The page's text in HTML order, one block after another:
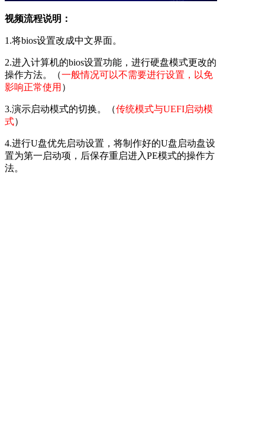
视频流程说明：
1.将bios设置改成中文界面。
2.进入计算机的bios设置功能，进行硬盘模式更改的
操作方法。（一般情况可以不需要进行设置，以免
影响正常使用 ）
3.演示启动模式的切换。（传统模式与UEFI启动模
式）
4.进行U盘优先启动设置，将制作好的U盘启动盘设
置为第一启动项，后保存重启进入PE模式的操作方
法。